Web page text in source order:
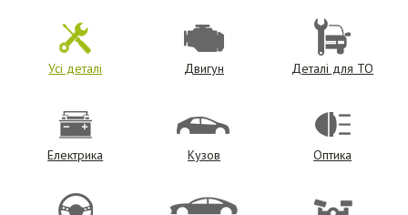
Усі деталі Двигун Деталі для ТО
Електрика Кузов Оптика